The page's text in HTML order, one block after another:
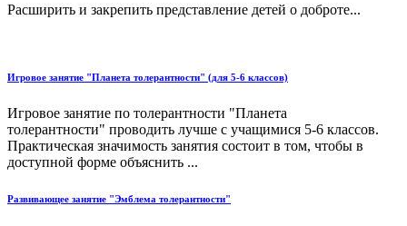
Расширить и закрепить представление детей о доброте...
Игровое занятие "Планета толерантности" (для 5-6 классов)
Игровое занятие по толерантности "Планета
толерантности" проводить лучше с учащимися 5-6 классов.
Практическая значимость занятия состоит в том, чтобы в
доступной форме объяснить ...
Развивающее занятие "Эмблема толерантности"